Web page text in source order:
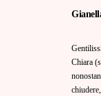
Chiara